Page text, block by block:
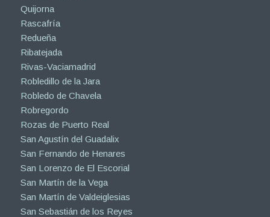
Quijorna
Rascafría
Redueña
Ribatejada
Rivas-Vaciamadrid
Robledillo de la Jara
Robledo de Chavela
Robregordo
Rozas de Puerto Real
San Agustín del Guadalix
San Fernando de Henares
San Lorenzo de El Escorial
San Martín de la Vega
San Martín de Valdeiglesias
San Sebastián de los Reyes